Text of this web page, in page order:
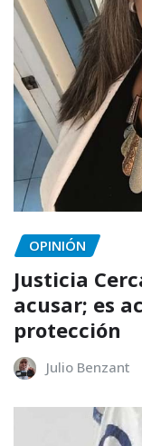
OPINIÓN
Justicia
acusar; es
protección
Julio Benzant